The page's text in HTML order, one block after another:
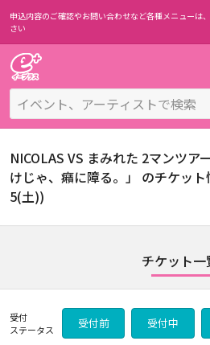
申込内容のご確認やお問い合わせなど各種メニューは、
さい
NICOLAS VS まみれた 2マンツア
けじゃ、癪に障る。」 のチケッ
5(土))
チケット一
受付
ステータス
受付前 受付中